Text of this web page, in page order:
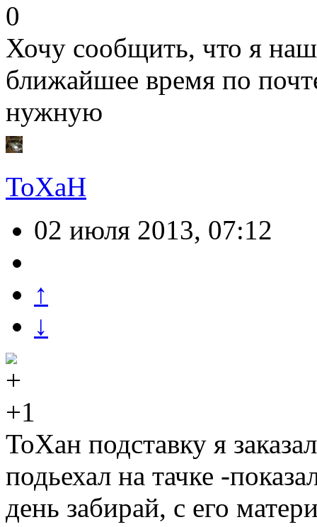
0
Хочу сообщить, что я
ближайшее время по
нужную
ToXaH
02 июля 2013, 07:12
↑
↓
+1
ТоХан подставку я
подьехал на тачке -
день забирай, с его